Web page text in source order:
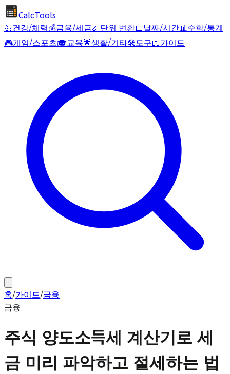
CalcTools
💪건강/체력💰금융/세금📏단위 변환📅날짜/시간📊수학/통계
🎮게임/스포츠🎓교육🌟생활/기타🛠️도구📖가이드
홈/가이드/금융
금융
주식 양도소득세 계산기로 세
금 미리 파악하고 절세하는 법